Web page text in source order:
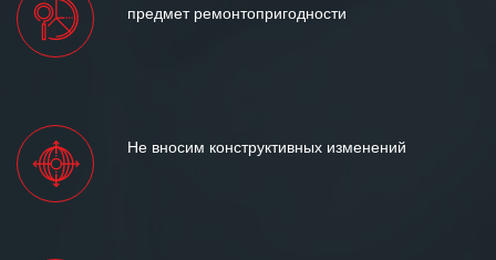
предмет ремонтопригодности
Не вносим конструктивных изменений